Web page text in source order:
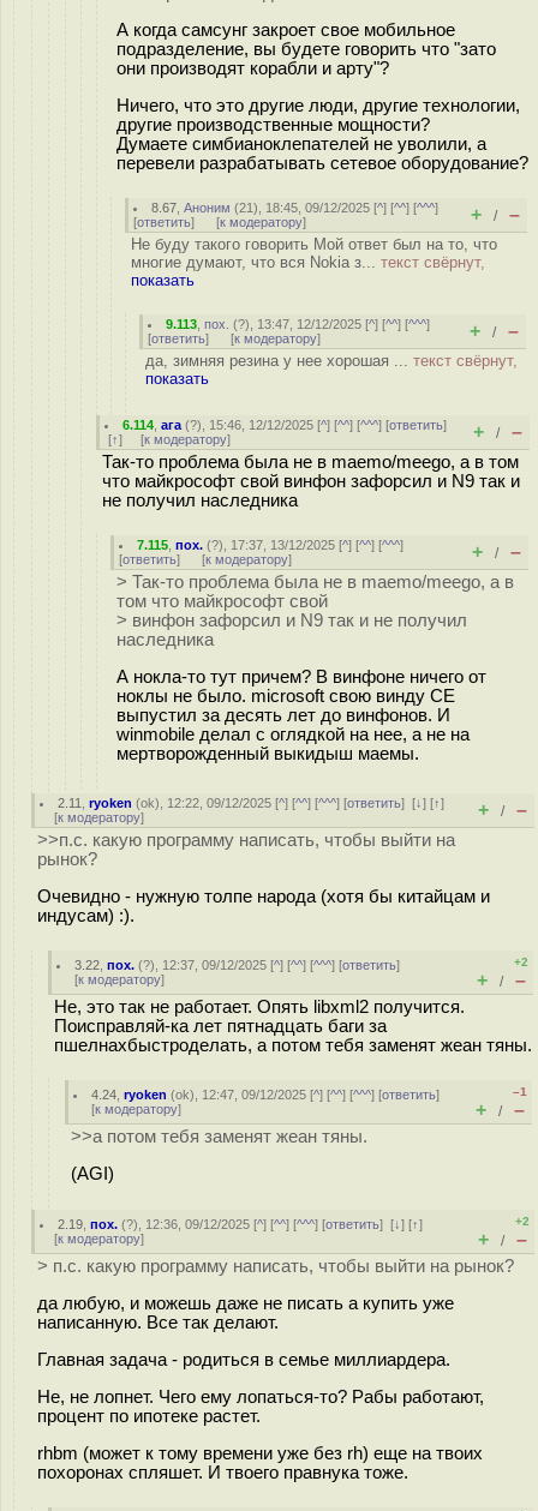
А когда самсунг закроет свое мобильное
подразделение, вы будете говорить что "зато
они производят корабли и арту"?
Ничего, что это другие люди, другие технологии,
другие производственные мощности?
Думаете симбианоклепателей не уволили, а
перевели разрабатывать сетевое оборудование?
8.67 ,Аноним (21), 18:45, 09/12/2025 [^] [^^] [^^^]
[ответить] [к модератору] + / –
Не буду такого говорить Мой ответ был на то, что
многие думают, что вся Nokia з... текст свёрнут,
показать
9.113 ,пох. (?), 13:47, 12/12/2025 [^] [^^] [^^^]
[ответить] [к модератору] + / –
да, зимняя резина у нее хорошая ... текст свёрнут,
показать
6.114 ,ага (?), 15:46, 12/12/2025 [^] [^^] [^^^] [ответить]
[↑] [к модератору] + / –
Так-то проблема была не в maemo/meego, а в том
что майкрософт свой винфон зафорсил и N9 так и
не получил наследника
7.115 ,пох. (?), 17:37, 13/12/2025 [^] [^^] [^^^]
[ответить] [к модератору] + / –
> Так-то проблема была не в maemo/meego, а в
том что майкрософт свой
> винфон зафорсил и N9 так и не получил
наследника
А нокла-то тут причем? В винфоне ничего от
ноклы не было. microsoft свою винду CE
выпустил за десять лет до винфонов. И
winmobile делал с оглядкой на нее, а не на
мертворожденный выкидыш маемы.
2.11 ,ryoken (ok), 12:22, 09/12/2025 [^] [^^] [^^^] [ответить][↓] [↑]
[к модератору] + / –
>>п.с. какую программу написать, чтобы выйти на
рынок?
Очевидно - нужную толпе народа (хотя бы китайцам и
индусам) :).
3.22 ,пох. (?), 12:37, 09/12/2025 [^] [^^] [^^^] [ответить]
[к модератору]
+2
+ / –
Не, это так не работает. Опять libxml2 получится.
Поисправляй-ка лет пятнадцать баги за
пшелнaxбыстроделать, а потом тебя заменят жеан тяны.
4.24 ,ryoken (ok), 12:47, 09/12/2025 [^] [^^] [^^^] [ответить]
[к модератору]
–1
+ / –
>>а потом тебя заменят жеан тяны.
(AGI)
2.19 ,пох. (?), 12:36, 09/12/2025 [^] [^^] [^^^] [ответить][↓] [↑]
[к модератору]
+2
+ / –
> п.с. какую программу написать, чтобы выйти на рынок?
да любую, и можешь даже не писать а купить уже
написанную. Все так делают.
Главная задача - родиться в семье миллиардера.
Не, не лопнет. Чего ему лопаться-то? Рабы работают,
процент по ипотеке растет.
rhbm (может к тому времени уже без rh) еще на твоих
похоронах спляшет. И твоего правнука тоже.